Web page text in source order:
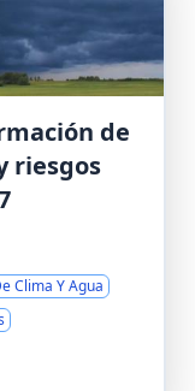
de
riesgos
Clima Y Agua